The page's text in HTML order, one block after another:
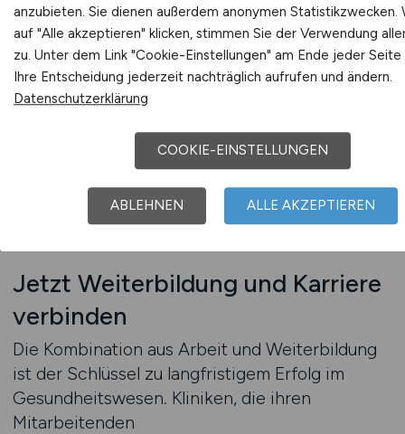
Mit der besten Jobbörse für Klinik-Jobs wird
Weiterbildung zum festen Bestandteil der
Karriereplanung. Hier finden Fachkräfte nicht
nur Jobs, sondern echte Möglichkeiten, sich
beruflich und persönlich zu entfalten – in einem
Umfeld, das auf Qualität, Kompetenz und
Weiterentwicklung setzt.
Jobfinder
Jetzt Weiterbildung und Karriere
verbinden
Die Kombination aus Arbeit und Weiterbildung
ist der Schlüssel zu langfristigem Erfolg im
Gesundheitswesen. Kliniken, die ihren
Mitarbeitenden
anzubieten. Sie dienen außerdem anonymen Statistikzwecken.
auf "Alle akzeptieren" klicken, stimmen Sie der Verwendung
zu. Unter dem Link "Cookie-Einstellungen" am Ende jeder Seite
Ihre Entscheidung jederzeit nachträglich aufrufen und ändern.
Datenschutzerklärung
COOKIE-EINSTELLUNGEN
ABLEHNEN ALLE AKZEPTIEREN